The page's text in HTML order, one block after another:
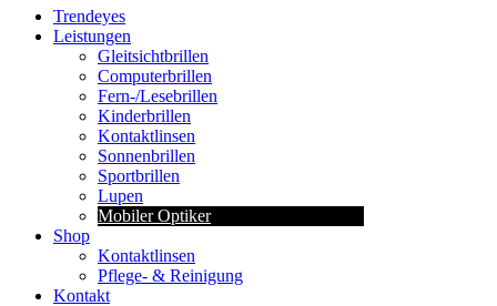
Trendeyes
Leistungen
Gleitsichtbrillen
Computerbrillen
Fern-/Lesebrillen
Kinderbrillen
Kontaktlinsen
Sonnenbrillen
Sportbrillen
Lupen
Mobiler Optiker
Shop
Kontaktlinsen
Pflege- & Reinigung
Kontakt